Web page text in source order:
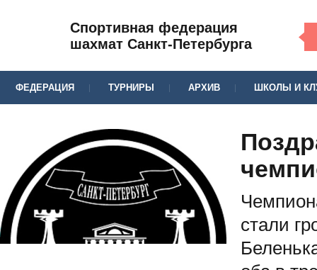
Спортивная федерация
шахмат Санкт-Петербурга
ФЕДЕРАЦИЯ ТУРНИРЫ АРХИВ ШКОЛЫ И
стали